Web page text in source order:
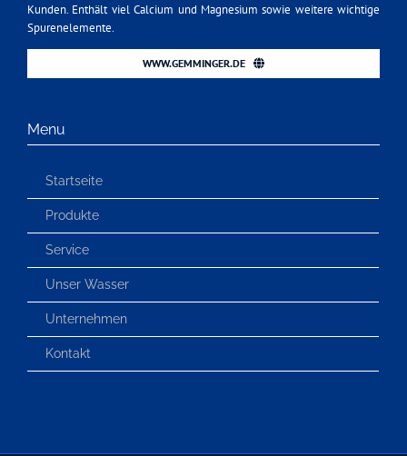
Kunden. Enthält viel Calcium und Magnesium sowie weitere wichtige
Spurenelemente.
WWW.GEMMINGER.DE
Menu
Startseite
Produkte
Service
Unser Wasser
Unternehmen
Kontakt